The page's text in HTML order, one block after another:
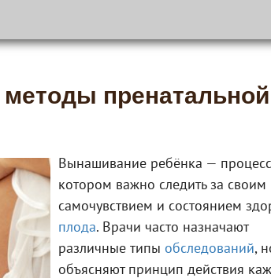
пренатальной
Вынашивание ребёнка —
котором важно следить за своим
самочувствием и состоянием
плода. Врачи часто назначают
различные типы обследований,
объясняют принцип действия